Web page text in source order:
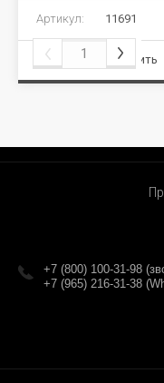
Артикул: 11691
Сравнить
+7 (800) 100-31-98
+7 (965) 216-31-38